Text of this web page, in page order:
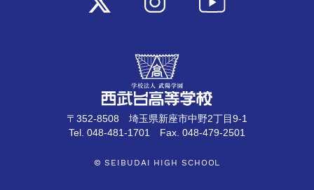
〒352-8508 埼玉県新座市中野2丁目9-1
Tel. 048-481-1701 Fax. 048-479-2501
© SEIBUDAI HIGH SCHOOL